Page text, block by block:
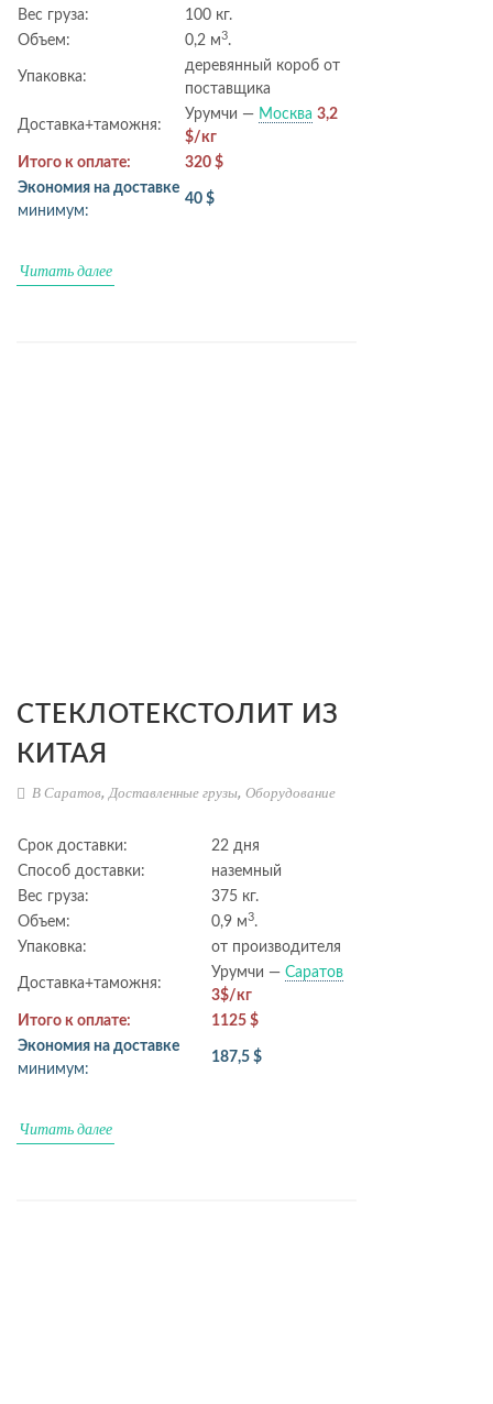
Вес груза:
100 кг.
Объем:
0,2 м3.
Упаковка:
деревянный короб от
поставщика
Доставка+таможня:
Урумчи — Москва 3,2
$/кг
Итого к оплате:
320 $
Экономия на доставке
минимум:
40 $
Читать далее
CТЕКЛОТЕКСТОЛИТ ИЗ
КИТАЯ
В Саратов,Доставленные грузы, Оборудование
Срок доставки:
22 дня
Способ доставки:
наземный
Вес груза:
375 кг.
Объем:
0,9 м3.
Упаковка:
от производителя
Доставка+таможня:
Урумчи — Саратов
3$/кг
Итого к оплате:
1125 $
Экономия на доставке
минимум:
187,5 $
Читать далее